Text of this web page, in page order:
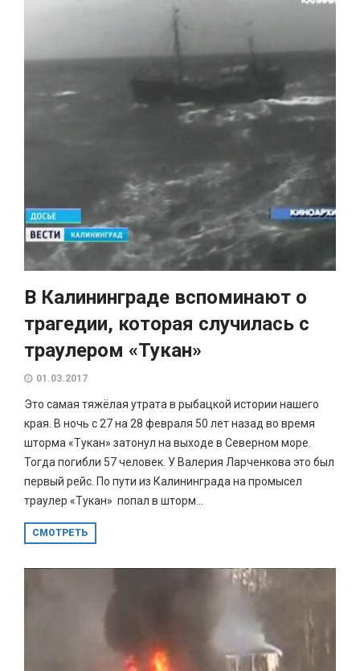
В Калининграде вспоминают о
трагедии, которая случилась с
траулером «Тукан»
01.03.2017
Это самая тяжёлая утрата в рыбацкой истории нашего
края. В ночь с 27 на 28 февраля 50 лет назад во время
шторма «Тукан» затонул на выходе в Северном море.
Тогда погибли 57 человек. У Валерия Ларченкова это был
первый рейс. По пути из Калининграда на промысел
траулер «Тукан» попал в шторм...
СМОТРЕТЬ